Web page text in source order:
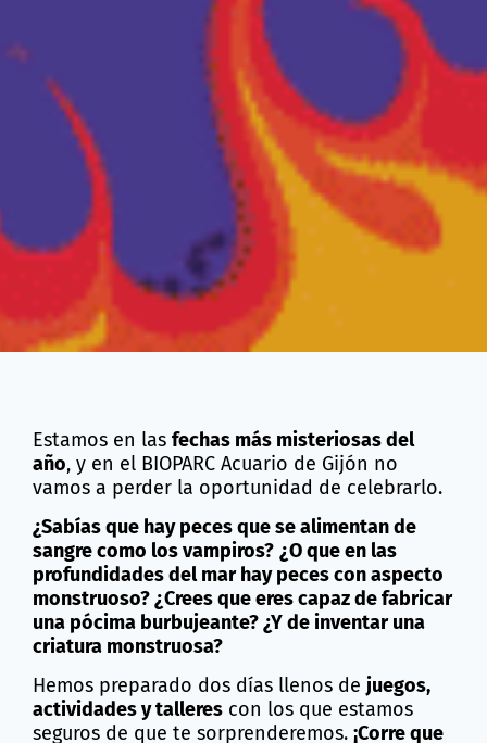
Estamos en las fechas más misteriosas del
año, y en el BIOPARC Acuario de Gijón no
vamos a perder la oportunidad de celebrarlo.
¿Sabías que hay peces que se alimentan de
sangre como los vampiros? ¿O que en las
profundidades del mar hay peces con aspecto
monstruoso? ¿Crees que eres capaz de fabricar
una pócima burbujeante? ¿Y de inventar una
criatura monstruosa?
Hemos preparado dos días llenos de juegos,
actividades y talleres con los que estamos
seguros de que te sorprenderemos. ¡Corre que